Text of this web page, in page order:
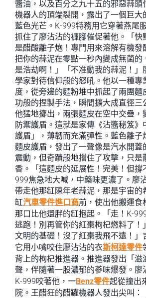
醬油，以及百分之九十五的邪惡蒜頭
機器人的頂端裂開，露出了一個巨大
藍色光芒。K-999特務用它穿著燕尾
抓住了廖沾沾的褲腳催促著他。「快
是醋酸離子炮！專門用來溶解有機發
把你的蒜泥在零點一秒內變成無菌的
是浩劫啊！」「不准動我的蒜泥！」
學家對待信仰般的怒吼。他以一種專
度，從旁邊的麵粉堆中抓起了兩團麵
功般的捏製手法，瞬間擴大成直徑三
他猛地擲出，兩張麵皮在空中交疊，
防禦護盾。這就是家傳《沾醬秘笈》
護盾」，薄韌而充滿彈性。藍色離子
麵皮護盾，發出了一聲像是汽水開蓋
震動，但奇蹟般地擋住了攻擊，只是
香。「這麵皮的延展性！完美！但撐
999焦急地大喊，中藥味更濃了。廖
帶走他那缸陳年老蒜泥，那是宇宙的
缸汽車零件進口商前，使出他搬運食
那口比他還胖的缸抱起。「走！K-
逃跑！別再管你的紅棗枸杞燃料了！
文明的基礎！沒了紅棗我飛不遠！」
它用小嘴咬住廖沾沾的衣斯柯達零件
背上的枸杞推進器。推進器發出「滋
聲，伴隨著一股濃郁的蔘味爆發。廖
K-999咬著他，一Benz零件起從撞出
院。王醋狂的醋罐機器人發出尖叫：